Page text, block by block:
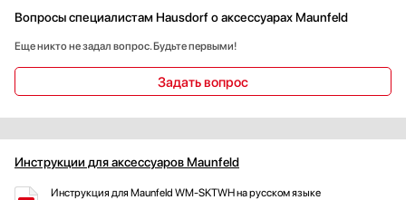
Вопросы специалистам Hausdorf о аксессуарах Maunfeld
Еще никто не задал вопрос. Будьте первыми!
Задать вопрос
Инструкции для аксессуаров Maunfeld
Инструкция для Maunfeld WM-SKTWH на русском языке